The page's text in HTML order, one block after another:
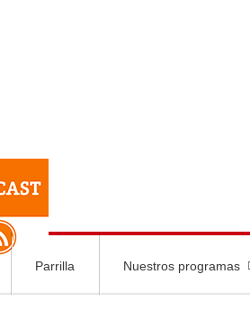
Parrilla Nuestros programas